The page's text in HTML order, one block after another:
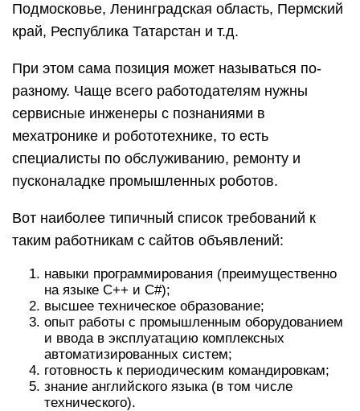
Подмосковье, Ленинградская область, Пермский
край, Республика Татарстан и т.д.
При этом сама позиция может называться по-
разному. Чаще всего работодателям нужны
сервисные инженеры с познаниями в
мехатронике и робототехнике, то есть
специалисты по обслуживанию, ремонту и
пусконаладке промышленных роботов.
Вот наиболее типичный список требований к
таким работникам с сайтов объявлений:
навыки программирования (преимущественно
на языке C++ и C#);
высшее техническое образование;
опыт работы с промышленным оборудованием
и ввода в эксплуатацию комплексных
автоматизированных систем;
готовность к периодическим командировкам;
знание английского языка (в том числе
технического).